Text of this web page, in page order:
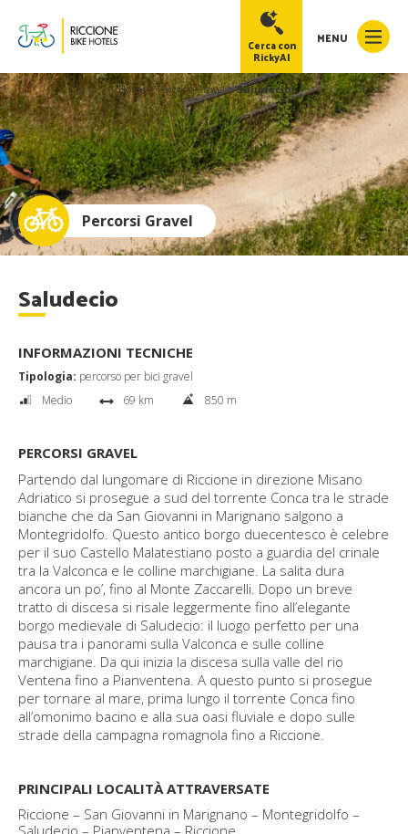
MENU
Cerca con
RickyAI
Home>Percorsi Gravel>Saludecio
Percorsi Gravel
Saludecio
INFORMAZIONI TECNICHE
Tipologia: percorso per bici gravel
Medio
69 km 850 m
PERCORSI GRAVEL
Partendo dal lungomare di Riccione in direzione Misano
Adriatico si prosegue a sud del torrente Conca tra le strade
bianche che da San Giovanni in Marignano salgono a
Montegridolfo. Questo antico borgo duecentesco è celebre
per il suo Castello Malatestiano posto a guardia del crinale
tra la Valconca e le colline marchigiane. La salita dura
ancora un po’, fino al Monte Zaccarelli. Dopo un breve
tratto di discesa si risale leggermente fino all’elegante
borgo medievale di Saludecio: il luogo perfetto per una
pausa tra i panorami sulla Valconca e sulle colline
marchigiane. Da qui inizia la discesa sulla valle del rio
Ventena fino a Pianventena. A questo punto si prosegue
per tornare al mare, prima lungo il torrente Conca fino
all’omonimo bacino e alla sua oasi fluviale e dopo sulle
strade della campagna romagnola fino a Riccione.
PRINCIPALI LOCALITÀ ATTRAVERSATE
Riccione – San Giovanni in Marignano – Montegridolfo –
Saludecio – Pianventena – Riccione
RickyAI
●Online ×